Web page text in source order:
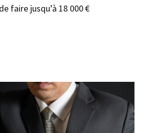
faire jusqu’à 18 000 €